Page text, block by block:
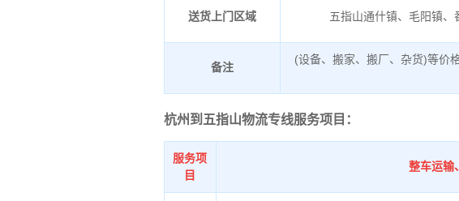
送货上门区域 五指山通什镇、毛阳镇、
备注
(设备、搬家、搬厂、杂货)等价
杭州到五指山物流专线服务项目：
服务项
目
整车运输